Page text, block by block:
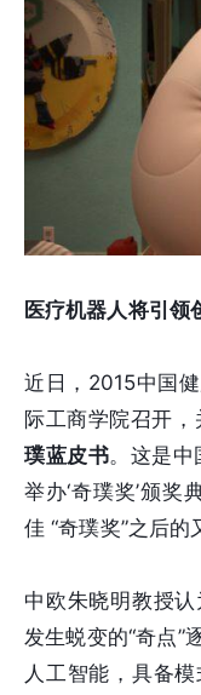
医疗机器人将引领
近日，2015中国
际工商学院召开
璞蓝皮书。这是
举办‘奇璞奖’颁奖
佳 “奇璞奖”之后的
中欧朱晓明教授
发生蜕变的“奇点”
人工智能，具备